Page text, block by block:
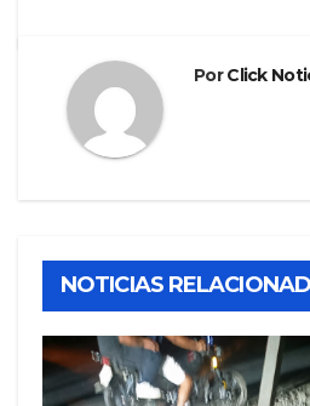
PorClick
NOTICIAS